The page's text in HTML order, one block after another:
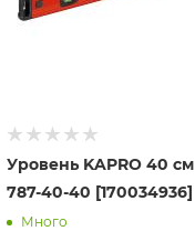
Уровень KAPRO 40 см
787-40-40 [170034936]
Много